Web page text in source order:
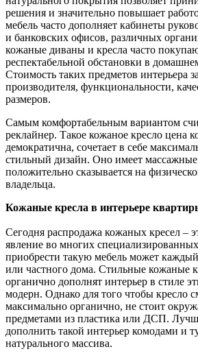
решения и значительно повышает
мебель часто дополняет кабинеты
и банковских офисов, различных
кожаные диваны и кресла часто
респектабельной обстановки в
Стоимость таких предметов интерьера
производителя, функциональности,
размеров.
Самым комфортабельным вариантом
реклайнер. Такое кожаное кресло цена
демократична, сочетает в себе
стильный дизайн. Оно имеет
положительно сказывается на
владельца.
Кожаные кресла в интерьере
Сегодня распродажа кожаных кресел –
явление во многих
приобрести такую мебель может
или частного дома. Стильные кожаные
органично дополнят интерьер в стиле
модерн. Однако для того чтобы кресло
максимально органично, не стоит
предметами из пластика или ДСП.
дополнить такой интерьер комодами и
натурального массива.